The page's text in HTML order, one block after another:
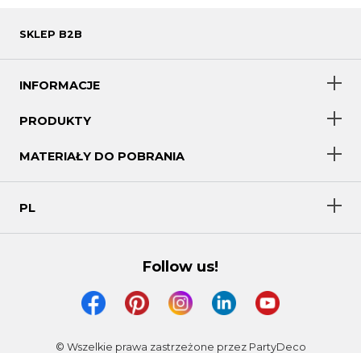
SKLEP B2B
INFORMACJE
PRODUKTY
MATERIAŁY DO POBRANIA
PL
Follow us!
© Wszelkie prawa zastrzeżone przez PartyDeco